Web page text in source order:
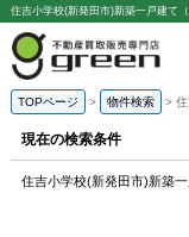
TOPページ 物件検索
現在の検索条件
住吉小学校(新発田市)新築一